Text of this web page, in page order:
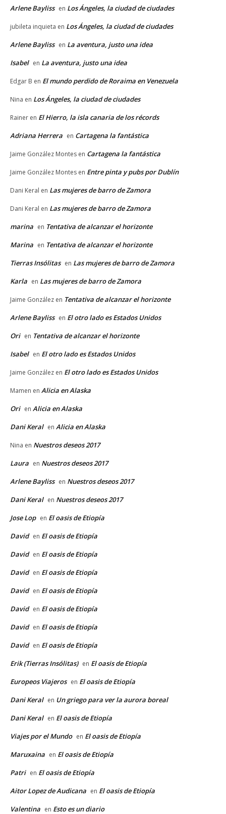
Arlene Bayliss en Los Ángeles, la ciudad de ciudades
jubileta inquieta en Los Ángeles, la ciudad de ciudades
Arlene Bayliss en La aventura, justo una idea
Isabel en La aventura, justo una idea
Edgar B en El mundo perdido de Roraima en Venezuela
Nina en Los Ángeles, la ciudad de ciudades
Rainer en El Hierro, la isla canaria de los récords
Adriana Herrera en Cartagena la fantástica
Jaime González Montes en Cartagena la fantástica
Jaime González Montes en Entre pinta y pubs por Dublín
Dani Keral en Las mujeres de barro de Zamora
Dani Keral en Las mujeres de barro de Zamora
marina en Tentativa de alcanzar el horizonte
Marina en Tentativa de alcanzar el horizonte
Tierras Insólitas en Las mujeres de barro de Zamora
Karla en Las mujeres de barro de Zamora
Jaime González en Tentativa de alcanzar el horizonte
Arlene Bayliss en El otro lado es Estados Unidos
Ori en Tentativa de alcanzar el horizonte
Isabel en El otro lado es Estados Unidos
Jaime González en El otro lado es Estados Unidos
Mamen en Alicia en Alaska
Ori en Alicia en Alaska
Dani Keral en Alicia en Alaska
Nina en Nuestros deseos 2017
Laura en Nuestros deseos 2017
Arlene Bayliss en Nuestros deseos 2017
Dani Keral en Nuestros deseos 2017
Jose Lop en El oasis de Etiopía
David en El oasis de Etiopía
David en El oasis de Etiopía
David en El oasis de Etiopía
David en El oasis de Etiopía
David en El oasis de Etiopía
David en El oasis de Etiopía
David en El oasis de Etiopía
Erik (Tierras Insólitas) en El oasis de Etiopía
Europeos Viajeros en El oasis de Etiopía
Dani Keral en Un griego para ver la aurora boreal
Dani Keral en El oasis de Etiopía
Viajes por el Mundo en El oasis de Etiopía
Maruxaina en El oasis de Etiopía
Patri en El oasis de Etiopía
Aitor Lopez de Audicana en El oasis de Etiopía
Valentina en Esto es un diario